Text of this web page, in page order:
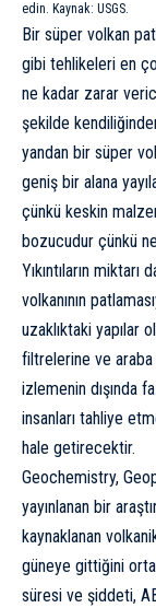
edin. Kaynak: USGS.
Bir süper volkan
gibi tehlikeleri en
ne kadar zarar
şekilde
yandan bir süper
geniş bir alana
çünkü keskin
bozucudur çünkü
Yıkıntıların
volkanının
uzaklıktaki yapılar
filtrelerine ve araba
izlemenin dışında
insanları tahliye
hale getirecektir.
Geochemistry,
yayınlanan bir
kaynaklanan
güneye gittiğini
süresi ve şiddeti,